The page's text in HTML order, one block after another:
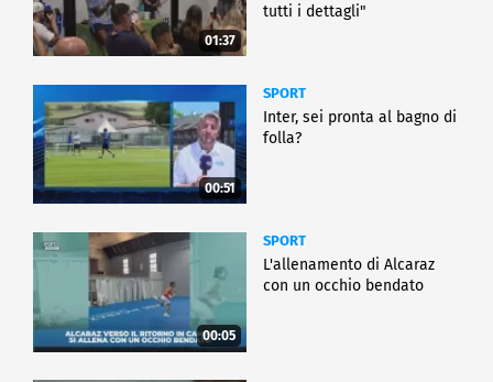
01:37
tutti i dettagli"
00:51
SPORT
Inter, sei pronta al bagno di
folla?
00:05
SPORT
L'allenamento di Alcaraz
con un occhio bendato